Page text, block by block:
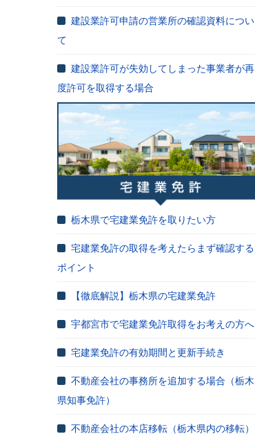
建設業許可申請の営業所の確認資料につい
て
建設業許可が失効してしまった事業者が再
度許可を取得する場合
栃木県で宅建業免許を取りたい方
宅建業免許の取得を考えたらまず確認する
ポイント
【徹底解説】栃木県の宅建業免許
宇都宮市で宅建業免許取得をお考えの方へ
宅建業免許の有効期間と更新手続き
不動産会社の事務所を追加する場合（栃木
県知事免許）
不動産会社の本店移転（栃木県内の移転）